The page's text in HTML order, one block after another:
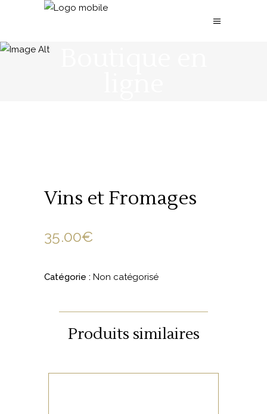
Vins et Fromages
35.00€
Catégorie : Non catégorisé
Produits similaires